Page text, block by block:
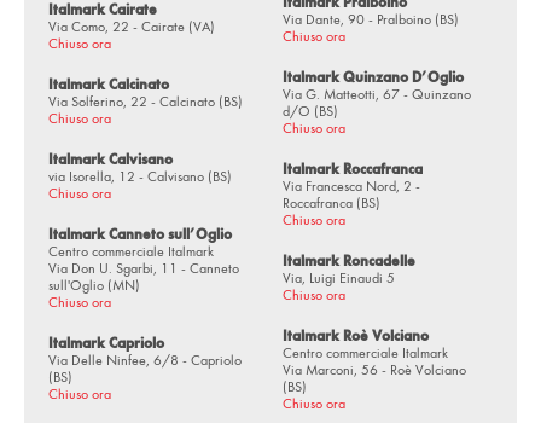
Via A. de Gasperi, 10 - San Colombano al Lambro (MI)
via Piemonte, 18/20 - San Martino Siccomario (PV)
Via Petrarca, 171 - Sarezzo (BS)
Via Brescia, 81 Loc.Colombarola - Sirmione (BS)
Viale dello Sport - Soncino (CR)
Via Nazionale, 48 - Sonico (BS)
Via Roma, 85 - Sovere (BG)
Via Santuario, 43/45 - Stezzano (BG)
Italmark Cairate
Via Como, 22 - Cairate (VA)
Chiuso ora
Italmark Calcinato
Via Solferino, 22 - Calcinato (BS)
Chiuso ora
Italmark Calvisano
via Isorella, 12 - Calvisano (BS)
Chiuso ora
Italmark Canneto sull’Oglio
Centro commerciale Italmark
Via Don U. Sgarbi, 11 - Canneto
sull'Oglio (MN)
Chiuso ora
Italmark Capriolo
Via Delle Ninfee, 6/8 - Capriolo
(BS)
Chiuso ora
Italmark Pralboino
Via Dante, 90 - Pralboino (BS)
Chiuso ora
Italmark Quinzano D’Oglio
Via G. Matteotti, 67 - Quinzano
d/O (BS)
Chiuso ora
Italmark Roccafranca
Via Francesca Nord, 2 -
Roccafranca (BS)
Chiuso ora
Italmark Roncadelle
Via, Luigi Einaudi 5
Chiuso ora
Italmark Roè Volciano
Centro commerciale Italmark
Via Marconi, 56 - Roè Volciano
(BS)
Chiuso ora